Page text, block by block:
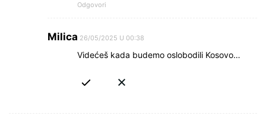
Odgovori
Milica 26/05/2025 U 00:38
Videćeš kada budemo oslobodili Kosovo…